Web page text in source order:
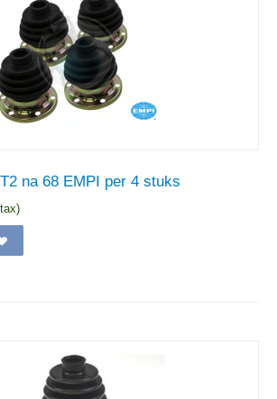
na 68 EMPI per 4 stuks